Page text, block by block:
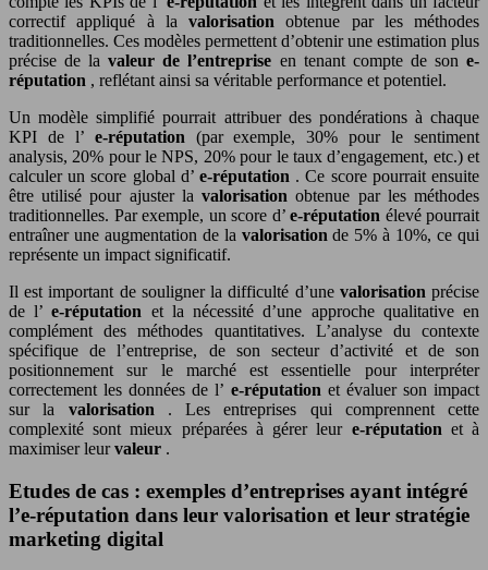
correctif appliqué à la valorisationobtenue par les méthodes
traditionnelles. Ces modèles permettent d’obtenir une estimation plus
précise de lavaleur de l’entreprise en tenant compte de sone-
réputation , reflétant ainsi sa véritable performance et potentiel.
Un modèle simplifié pourrait attribuer des pondérations à chaque
KPI de l’ e-réputation (par exemple, 30% pour le sentiment
analysis, 20% pour le NPS, 20% pour le taux d’engagement, etc.) et
calculer un score global d’ e-réputation . Ce score pourrait ensuite
être utilisé pour ajuster lavalorisationobtenue par les méthodes
traditionnelles. Par exemple, un score d’ e-réputation élevé pourrait
entraîner une augmentation de la valorisationde 5% à 10%, ce qui
représente un impact significatif.
Il est important de souligner la difficulté d’une valorisationprécise
de l’e-réputation et la nécessité d’une approche qualitative en
complément des méthodes quantitatives. L’analyse du contexte
spécifique de l’entreprise, de son secteur d’activité et de son
positionnement sur le marché est essentielle pour interpréter
correctement les données de l’ e-réputation et évaluer son impact
sur la valorisation . Les entreprises qui comprennent cette
complexité sont mieux préparées à gérer leur e-réputation et à
maximiser leurvaleur .
Etudes de cas : exemples d’entreprises ayant intégré
l’e-réputation dans leur valorisation et leur stratégie
marketing digital